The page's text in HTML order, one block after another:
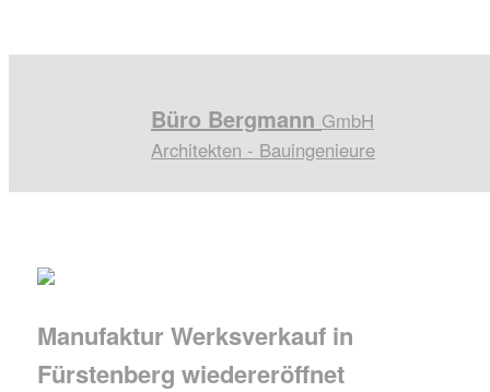
Büro Bergmann GmbH
Architekten - Bauingenieure
Manufaktur Werksverkauf in
Fürstenberg wiedereröffnet